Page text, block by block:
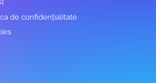
de confidențialitate